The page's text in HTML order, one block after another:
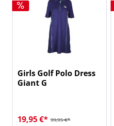
Girls Golf Polo Dress
Giant G
99,95 €*
19,95 €*